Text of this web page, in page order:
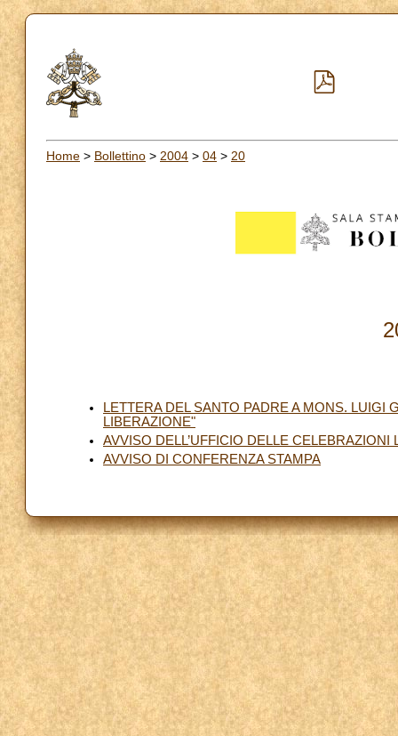
Home > Bollettino > 2004 > 04 > 20
LETTERA DEL SANTO PADRE A MONS.
LIBERAZIONE"
AVVISO DELL’UFFICIO DELLE CELEBRAZIONI
AVVISO DI CONFERENZA STAMPA